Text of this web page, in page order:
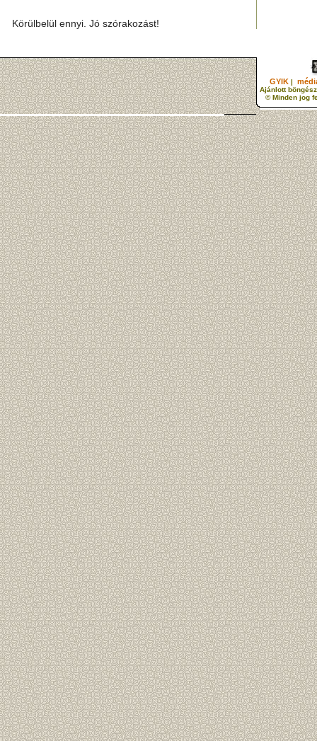
Körülbelül ennyi. Jó szórakozást!
GYIK |
Ajánlott
© Minden jog